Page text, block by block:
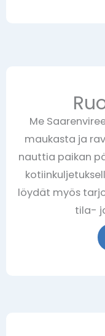
Me
maukasta ja
nauttia paikan
löydät myös
tila-